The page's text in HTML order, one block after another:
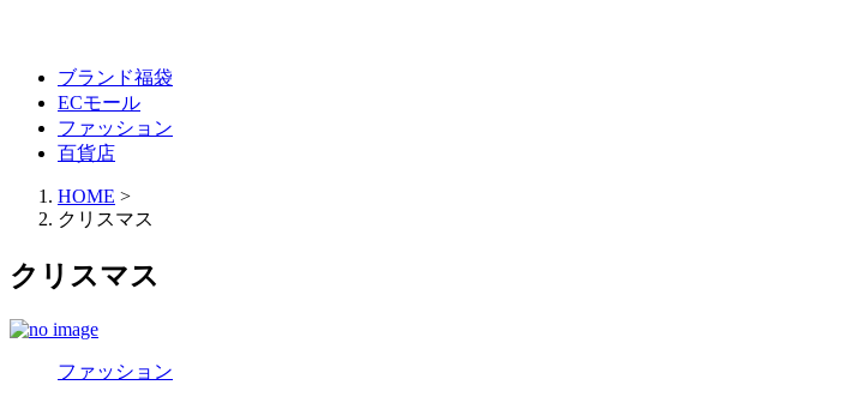
ブランド福袋
ECモール
ファッション
百貨店
HOME >
クリスマス
クリスマス
ファッション